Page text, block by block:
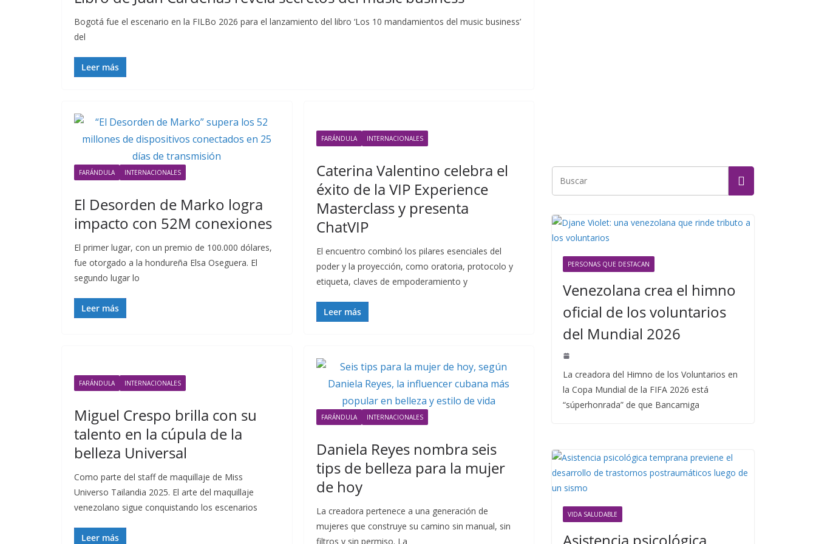
Bogotá fue el escenario en la FILBo 2026 para el lanzamiento del libro ‘Los 10 mandamientos del music business’
del
Leer más
FARÁNDULA INTERNACIONALES
El Desorden de Marko logra
impacto con 52M conexiones
El primer lugar, con un premio de 100.000 dólares,
fue otorgado a la hondureña Elsa Oseguera. El
segundo lugar lo
Leer más
FARÁNDULA INTERNACIONALES
Caterina Valentino celebra el
éxito de la VIP Experience
Masterclass y presenta
ChatVIP
El encuentro combinó los pilares esenciales del
poder y la proyección, como oratoria, protocolo y
etiqueta, claves de empoderamiento y
Leer más
FARÁNDULA INTERNACIONALES
Miguel Crespo brilla con su
talento en la cúpula de la
belleza Universal
Como parte del staff de maquillaje de Miss
Universo Tailandia 2025. El arte del maquillaje
venezolano sigue conquistando los escenarios
Leer más
FARÁNDULA INTERNACIONALES
Daniela Reyes nombra seis
tips de belleza para la mujer
de hoy
La creadora pertenece a una generación de
mujeres que construye su camino sin manual, sin
filtros y sin permiso. La
PERSONAS QUE DESTACAN
Venezolana crea el himno
oficial de los voluntarios
del Mundial 2026
La creadora del Himno de los Voluntarios en
la Copa Mundial de la FIFA 2026 está
“súperhonrada” de que Bancamiga
VIDA SALUDABLE